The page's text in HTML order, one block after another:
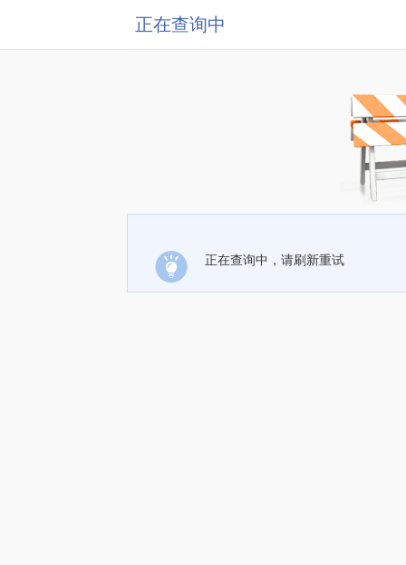
正在查询中
正在查询中，请刷新重试